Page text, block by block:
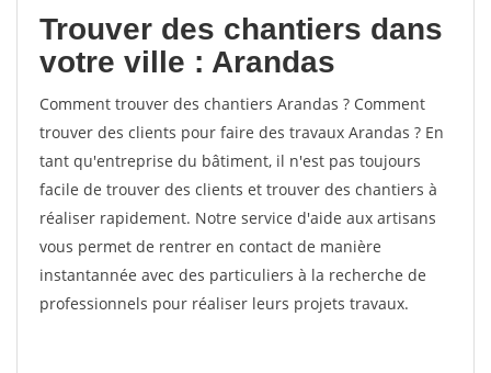
Trouver des chantiers dans
votre ville : Arandas
Comment trouver des chantiers Arandas ? Comment
trouver des clients pour faire des travaux Arandas ? En
tant qu'entreprise du bâtiment, il n'est pas toujours
facile de trouver des clients et trouver des chantiers à
réaliser rapidement. Notre service d'aide aux artisans
vous permet de rentrer en contact de manière
instantannée avec des particuliers à la recherche de
professionnels pour réaliser leurs projets travaux.